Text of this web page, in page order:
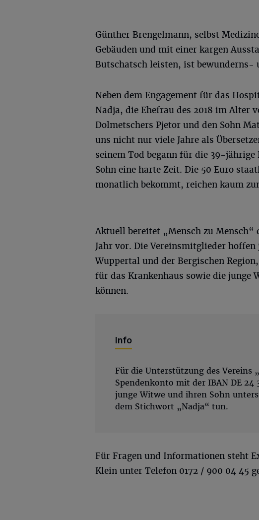
Günther Brengelmann, selbst
Gebäuden und mit einer kargen
Butschatsch leisten, ist bewunderns-
Neben dem Engagement für das
Nadja, die Ehefrau des 2018 im Alter
Dolmetschers Pjetor und den Sohn
uns nicht nur viele Jahre als
seinem Tod begann für die 39-
Sohn eine harte Zeit. Die 50 Euro
monatlich bekommt, reichen kaum
Aktuell bereitet „Mensch zu
Jahr vor. Die Vereinsmitglieder
Wuppertal und der Bergischen
für das Krankenhaus sowie die junge
können.
Info
Für die Unterstützung des Vereins
Spendenkonto mit der IBAN DE 24
junge Witwe und ihren Sohn
dem Stichwort „Nadja“ tun.
Für Fragen und Informationen steht
Klein unter Telefon 0172 / 900 04 45